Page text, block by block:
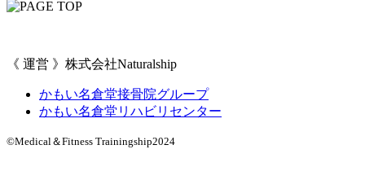
《 運営 》株式会社Naturalship
かもい名倉堂接骨院グループ
かもい名倉堂リハビリセンター
©Medical＆Fitness Trainingship2024